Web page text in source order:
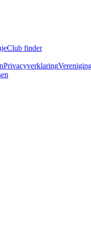
Club finder
Privacyverklaring